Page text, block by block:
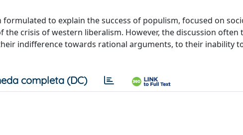
to explain the success of populism, focused on
the crisis of western liberalism. However, the discussion often
indifference towards rational arguments, to their inability
completa (DC)